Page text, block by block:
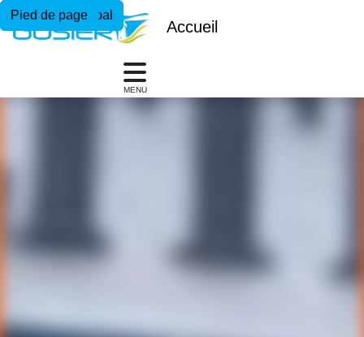
Menu principal
Contenu principal
Pied de page
Accueil
MENU